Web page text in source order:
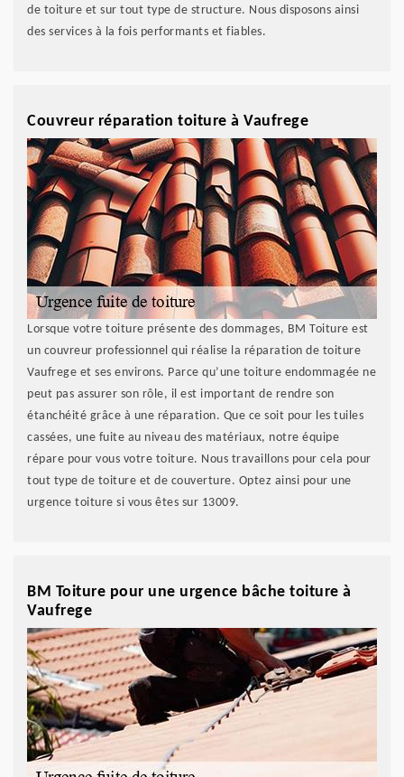
de toiture et sur tout type de structure. Nous disposons ainsi
des services à la fois performants et fiables.
Couvreur réparation toiture à Vaufrege
Lorsque votre toiture présente des dommages, BM Toiture est
un couvreur professionnel qui réalise la réparation de toiture
Vaufrege et ses environs. Parce qu’une toiture endommagée ne
peut pas assurer son rôle, il est important de rendre son
étanchéité grâce à une réparation. Que ce soit pour les tuiles
cassées, une fuite au niveau des matériaux, notre équipe
répare pour vous votre toiture. Nous travaillons pour cela pour
tout type de toiture et de couverture. Optez ainsi pour une
urgence toiture si vous êtes sur 13009.
BM Toiture pour une urgence bâche toiture à
Vaufrege